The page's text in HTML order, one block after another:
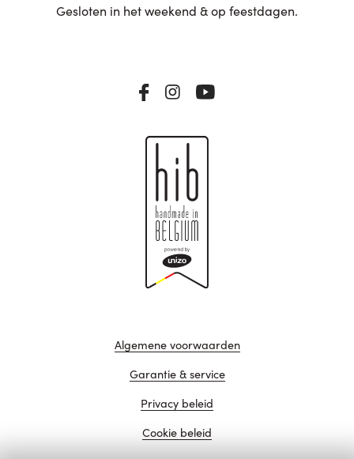
Gesloten in het weekend & op feestdagen.
Algemene voorwaarden
Garantie & service
Privacy beleid
Cookie beleid